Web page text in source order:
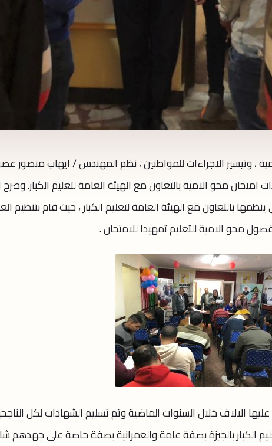
، وتيسير الاجراءات للمواطنين ، نظم المهندس / ايهاب منصور
محو الامية بالتعاون مع الهيئة العامة لتعليم الكبار. وصرح
القافلة هى القافلة رقم 19 التى ينظمها بالتعاون مع الهيئة العامة لتعليم الكبار ، حيث قام بتنظيم
محو الامية للتعليم تمهيدا للامتحان .
الالاف خلال السنوات الماضية وتم تسليم الشهادات لكل
الكبار بالجيزة بصفة عامة والعمرانية بصفة خاصة على جهدهم